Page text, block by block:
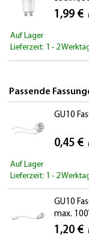
1,99 €
Auf Lager
Lieferzeit: 1 - 2
Passende
GU10
0,45 €
Auf Lager
Lieferzeit: 1 - 2
GU10
max.
1,20 €